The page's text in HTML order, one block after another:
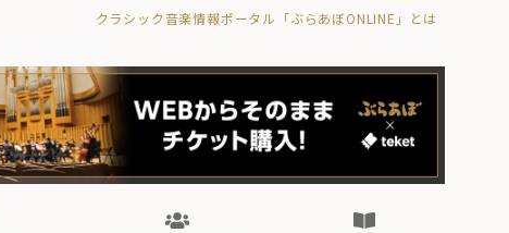
クラシック音楽情報ポータル「ぶらあぼONLINE」とは
の眺望 ぶらあぼブラス！
フォルテピアノ・オデッセイ